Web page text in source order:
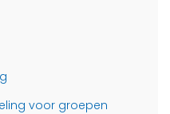
voor groepen